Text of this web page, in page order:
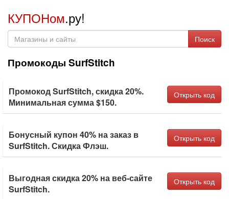
КУПОНом.ру!
Поиск
Промокоды SurfStitch
Промокод SurfStitch, скидка 20%.
Минимальная сумма $150.
Открыть код
Бонусный купон 40% на заказ в
SurfStitch. Скидка Флэш.
Открыть код
Выгодная скидка 20% на веб-сайте
SurfStitch.
Открыть код